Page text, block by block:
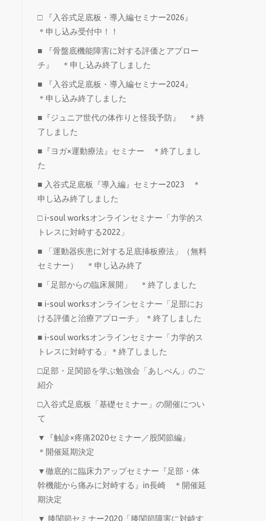
□ 『入谷式足底板・導入編セミナー2026』
＊申し込み受付中！！
■ 『骨盤底機能障害に対する評価とアプロー
チ』 ＊申し込み終了しました
■ 『入谷式足底板・導入編セミナー2024』
＊申し込み終了しました
■『ジュニア世代の体作りと怪我予防』 ＊終
了しました
■『ヨガ×運動療法』セミナー ＊終了しまし
た
■ 入谷式足底板『導入編』セミナー2023 ＊
申し込み終了しました
□ i-soul worksオンラインセミナー「力学的ス
トレスに対峙する2022」
■ 「運動器疾患に対する足底挿板療法」（無料
セミナー） ＊申し込み終了
■「足部からの臨床展開」 ＊終了しました
■ i-soul worksオンラインセミナー「足部にお
ける評価と治療アプローチ」 ＊終了しました
■ i-soul worksオンラインセミナー「力学的ス
トレスに対峙する」＊終了しました
□足部・足関節を学ぶ勉強会「あしべん」のご
紹介
□入谷式足底板「基礎セミナー」の開催につい
て
▼『触診×疼痛2020セミナー／股関節編』
＊開催延期決定
▼徹底的に臨床力アップセミナー『足部・体
幹機能から痛みに対峙する』in長崎 ＊開催延
期決定
▼ 膝関節セミナー2020「膝関節障害に対峙す